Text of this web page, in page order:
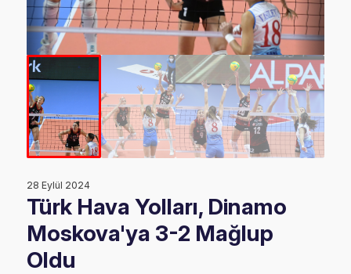
28 Eylül 2024
Türk Hava Yolları, Dinamo
Moskova'ya 3-2 Mağlup
Oldu